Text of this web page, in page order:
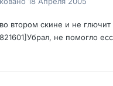
втором скине и не глючит
не помогло